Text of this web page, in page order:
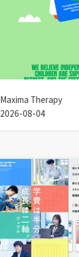
Maxima Therapy
2026-08-04